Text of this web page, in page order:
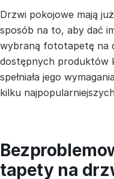
Drzwi pokojowe mają
sposób na to, aby dać
wybraną fototapetę na
dostępnych produktów
spełniała jego
kilku
tapety na